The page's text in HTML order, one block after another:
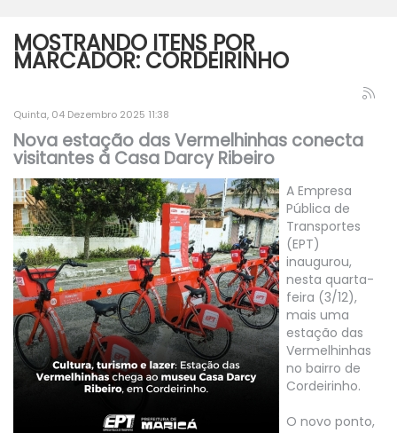
MOSTRANDO ITENS POR
MARCADOR: CORDEIRINHO
Quinta, 04 Dezembro 2025 11:38
Nova estação das Vermelhinhas conecta
visitantes à Casa Darcy Ribeiro
A Empresa
Pública de
Transportes
(EPT)
inaugurou,
nesta quarta-
feira (3/12),
mais uma
estação das
Vermelhinhas
no bairro de
Cordeirinho.
O novo ponto,